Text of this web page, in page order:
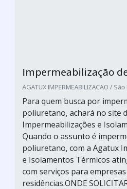
Impermeabilização
AGATUX IMPERMEABILIZACAO /
Para quem busca por
poliuretano, achará no site
Impermeabilizações e
Quando o assunto é
poliuretano, com a Agatux
e Isolamentos Térmicos
com serviços para empresas
residências.ONDE